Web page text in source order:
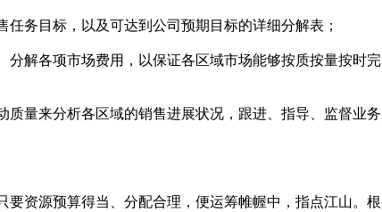
务目标，以及可达到公司预期目标的详细分解表；
解各项市场费用，以保证各区域市场能够按质按量按时完
量来分析各区域的销售进展状况，跟进、指导、监督业务
资源预算得当、分配合理，便运筹帷幄中，指点江山。根